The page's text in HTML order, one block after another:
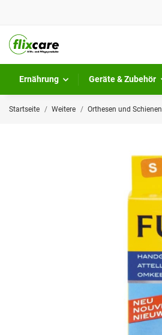
Ernährung Geräte & Zubehör
Startseite Weitere Orthesen und Schienen